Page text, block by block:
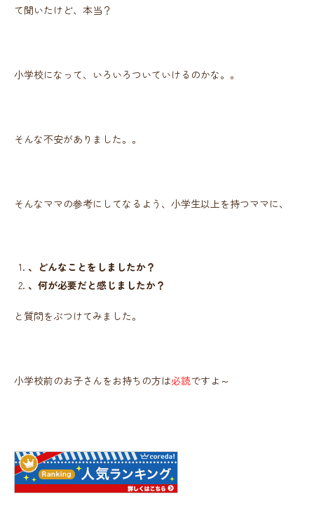
て聞いたけど、本当？
小学校になって、いろいろついていけるのかな。。
そんな不安がありました。。
そんなママの参考にしてなるよう、小学生以上を持つママに、
、どんなことをしましたか？
、何が必要だと感じましたか？
と質問をぶつけてみました。
小学校前のお子さんをお持ちの方は必読ですよ～